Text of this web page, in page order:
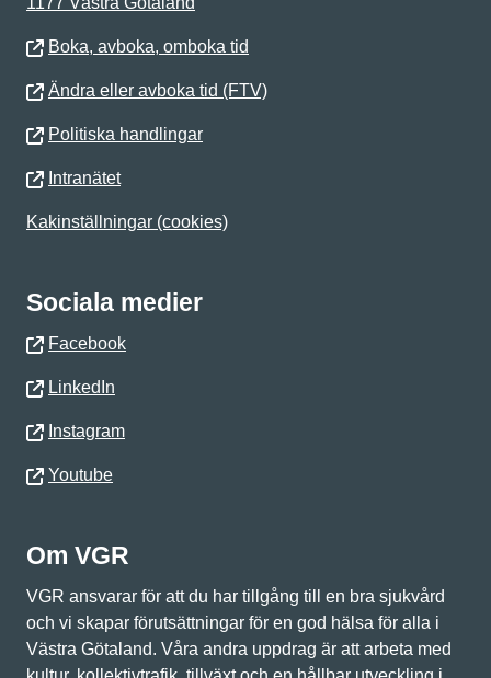
Boka, avboka, omboka tid
Ändra eller avboka tid (FTV)
Politiska handlingar
Intranätet
Kakinställningar (cookies)
Sociala medier
Facebook
LinkedIn
Instagram
Youtube
Om VGR
VGR ansvarar för att du har tillgång till en bra sjukvård
och vi skapar förutsättningar för en god hälsa för alla i
Västra Götaland. Våra andra uppdrag är att arbeta med